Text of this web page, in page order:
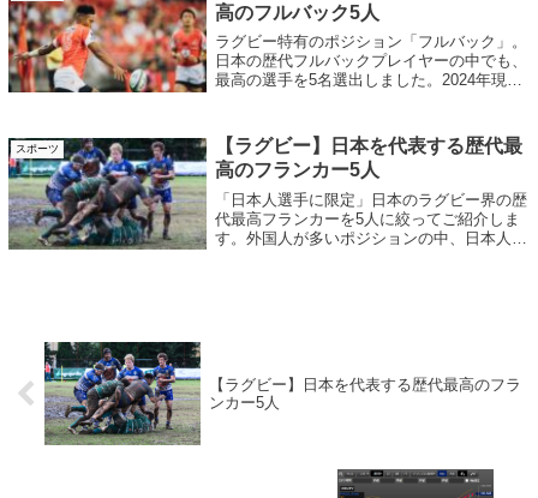
高のフルバック5人
ラグビー特有のポジション「フルバック」。
日本の歴代フルバックプレイヤーの中でも、
最高の選手を5名選出しました。2024年現在
スター選手をpickupしています。他のポジシ
ョンも選出していますので、併せてご覧くだ
さい。
スポーツ
【ラグビー】日本を代表する歴代最
高のフランカー5人
「日本人選手に限定」日本のラグビー界の歴
代最高フランカーを5人に絞ってご紹介しま
す。外国人が多いポジションの中、日本人で
【ラグビー】日本を代表する歴代最高のフラ
ンカー5人